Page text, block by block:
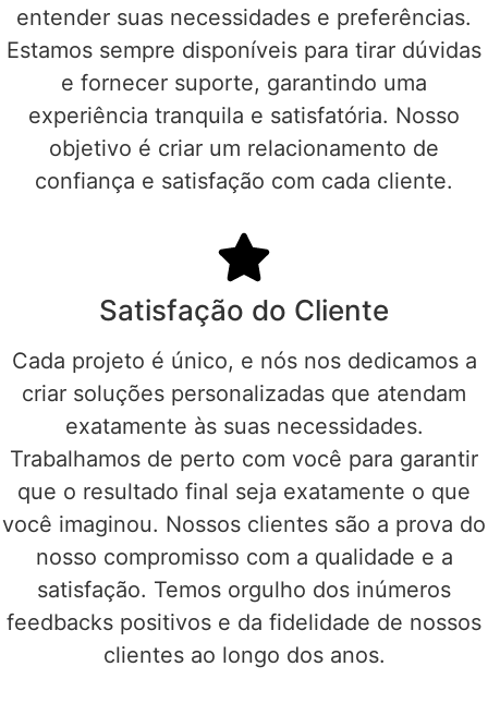
entender suas necessidades e preferências.
Estamos sempre disponíveis para tirar dúvidas
e fornecer suporte, garantindo uma
experiência tranquila e satisfatória. Nosso
objetivo é criar um relacionamento de
confiança e satisfação com cada cliente.
Satisfação do Cliente
Cada projeto é único, e nós nos dedicamos a
criar soluções personalizadas que atendam
exatamente às suas necessidades.
Trabalhamos de perto com você para garantir
que o resultado final seja exatamente o que
você imaginou. Nossos clientes são a prova do
nosso compromisso com a qualidade e a
satisfação. Temos orgulho dos inúmeros
feedbacks positivos e da fidelidade de nossos
clientes ao longo dos anos.